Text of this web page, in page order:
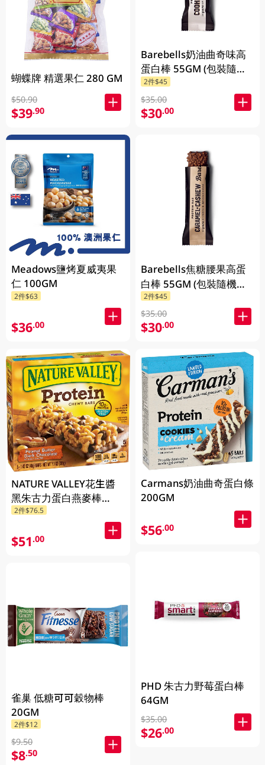
蝴蝶牌 精選果仁 280 GM
$50.90
$39.90
Meadows鹽烤夏威夷果
仁 100GM
2件$63
$36.00
NATURE VALLEY花生醬
黑朱古力蛋白燕麥棒
201GM
2件$76.5
$51.00
雀巢 低糖可可穀物棒
20GM
2件$12
$9.50
$8.50
Barebells奶油曲奇味高
蛋白棒 55GM (包裝隨機
發放)
2件$45
$35.00
$30.00
Barebells焦糖腰果高蛋
白棒 55GM (包裝隨機發
放)
2件$45
$35.00
$30.00
Carmans奶油曲奇蛋白條
200GM
$56.00
PHD 朱古力野莓蛋白棒
64GM
$35.00
$26.00